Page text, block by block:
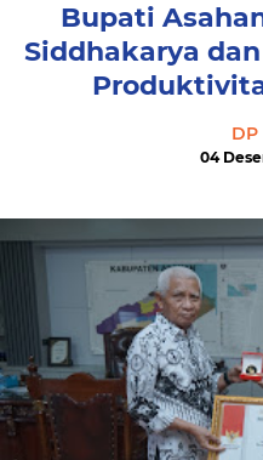
Bupati
Siddhakarya
DP
04